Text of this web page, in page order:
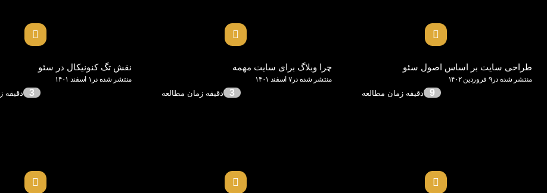
طراحی سایت بر اساس اصول سئو
منتشر شده در۹ فروردین ۱۴۰۲
9
چرا وبلاگ برای سایت مهمه
منتشر شده در۷ اسفند ۱۴۰۱
3
نقش تگ کنونیکال در سئو
منتشر شده در۱ اسفند ۱۴۰۱
3